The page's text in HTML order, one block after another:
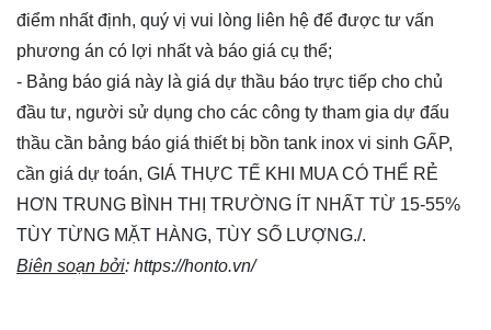
điểm nhất định, quý vị vui lòng liên hệ để được tư vấn
phương án có lợi nhất và báo giá cụ thể;
- Bảng báo giá này là giá dự thầu báo trực tiếp cho chủ
đầu tư, người sử dụng cho các công ty tham gia dự đấu
thầu cần bảng báo giá thiết bị bồn tank inox vi sinh GẤP,
cần giá dự toán, GIÁ THỰC TẾ KHI MUA CÓ THỂ RẺ
HƠN TRUNG BÌNH THỊ TRƯỜNG ÍT NHẤT TỪ 15-55%
TÙY TỪNG MẶT HÀNG, TÙY SỐ LƯỢNG./.
Biên soạn bởi: https://honto.vn/